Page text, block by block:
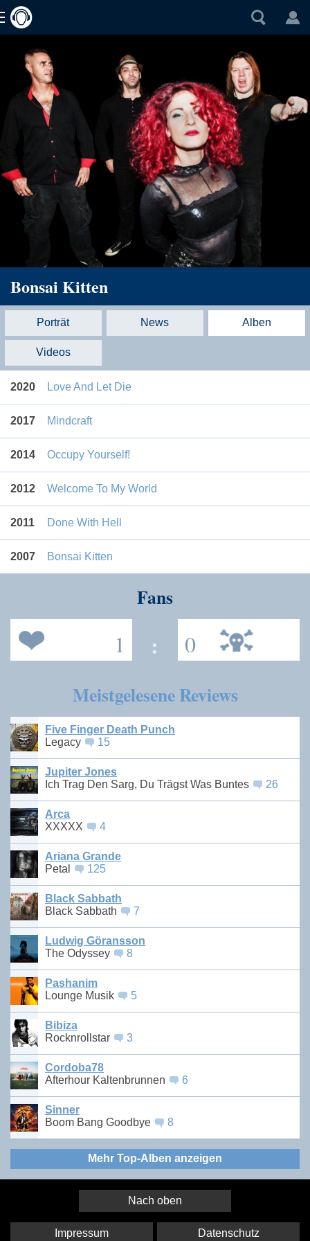
Bonsai Kitten
Porträt News Alben
Videos
2020 Love And Let Die
2017 Mindcraft
2014 Occupy Yourself!
2012 Welcome To My World
2011 Done With Hell
2007 Bonsai Kitten
Fans
1 : 0
Meistgelesene Reviews
Five Finger Death Punch
Legacy
15
Jupiter Jones
Ich Trag Den Sarg, Du Trägst Was Buntes
26
Arca
XXXXX
4
Ariana Grande
Petal
125
Black Sabbath
Black Sabbath
7
Ludwig Göransson
The Odyssey
8
Pashanim
Lounge Musik
5
Bibiza
Rocknrollstar
3
Cordoba78
Afterhour Kaltenbrunnen
6
Sinner
Boom Bang Goodbye
8
Mehr Top-Alben anzeigen
Nach oben
Impressum Datenschutz